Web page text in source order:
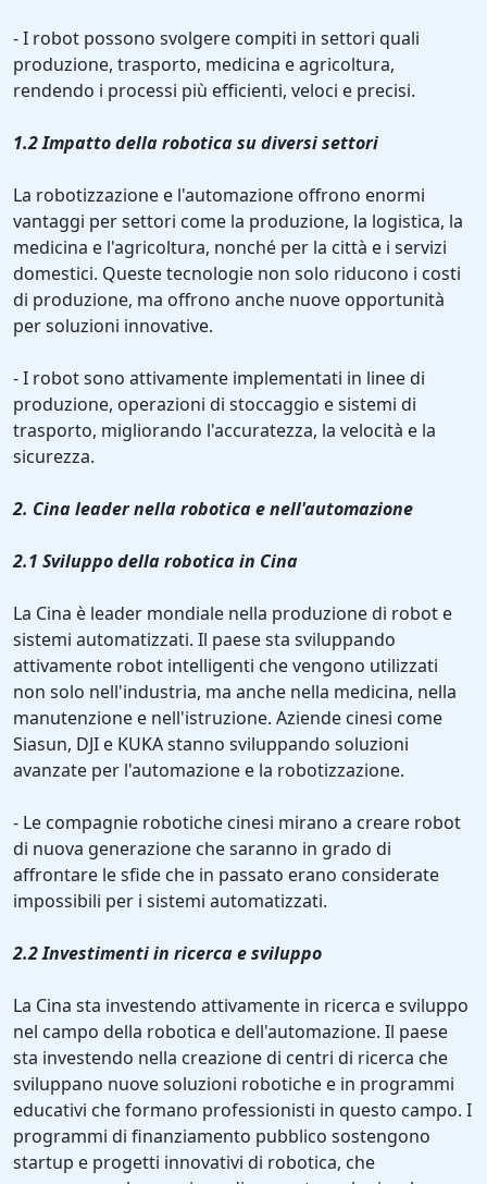
- I robot possono svolgere compiti in settori quali
produzione, trasporto, medicina e agricoltura,
rendendo i processi più efficienti, veloci e precisi.
1.2 Impatto della robotica su diversi settori
La robotizzazione e l'automazione offrono enormi
vantaggi per settori come la produzione, la logistica, la
medicina e l'agricoltura, nonché per la città e i servizi
domestici. Queste tecnologie non solo riducono i costi
di produzione, ma offrono anche nuove opportunità
per soluzioni innovative.
- I robot sono attivamente implementati in linee di
produzione, operazioni di stoccaggio e sistemi di
trasporto, migliorando l'accuratezza, la velocità e la
sicurezza.
2. Cina leader nella robotica e nell'automazione
2.1 Sviluppo della robotica in Cina
La Cina è leader mondiale nella produzione di robot e
sistemi automatizzati. Il paese sta sviluppando
attivamente robot intelligenti che vengono utilizzati
non solo nell'industria, ma anche nella medicina, nella
manutenzione e nell'istruzione. Aziende cinesi come
Siasun, DJI e KUKA stanno sviluppando soluzioni
avanzate per l'automazione e la robotizzazione.
- Le compagnie robotiche cinesi mirano a creare robot
di nuova generazione che saranno in grado di
affrontare le sfide che in passato erano considerate
impossibili per i sistemi automatizzati.
2.2 Investimenti in ricerca e sviluppo
La Cina sta investendo attivamente in ricerca e sviluppo
nel campo della robotica e dell'automazione. Il paese
sta investendo nella creazione di centri di ricerca che
sviluppano nuove soluzioni robotiche e in programmi
educativi che formano professionisti in questo campo. I
programmi di finanziamento pubblico sostengono
startup e progetti innovativi di robotica, che